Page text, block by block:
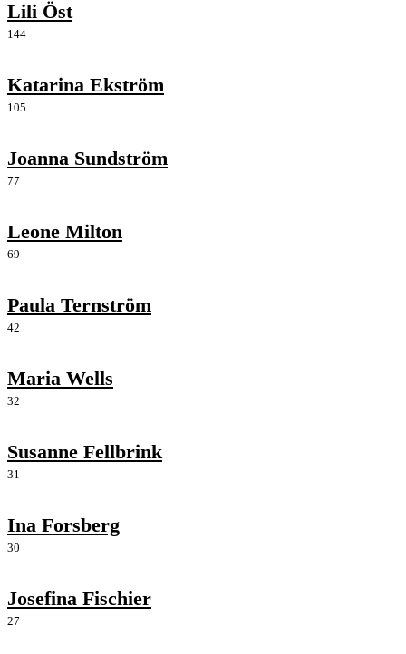
Lili Öst
144
Katarina Ekström
105
Joanna Sundström
77
Leone Milton
69
Paula Ternström
42
Maria Wells
32
Susanne Fellbrink
31
Ina Forsberg
30
Josefina Fischier
27